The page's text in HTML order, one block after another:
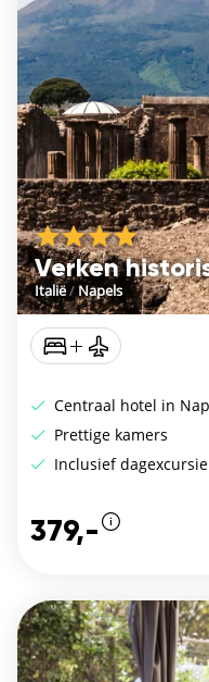
Verken
Italië/ Napels
Centraal hotel in
Prettige kamers
Inclusief
379,-